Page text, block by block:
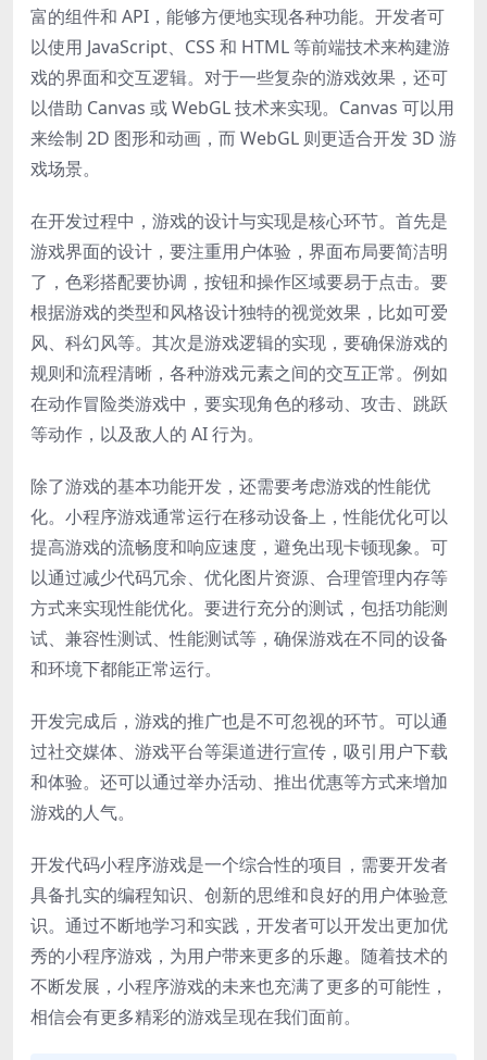
富的组件和 API，能够方便地实现各种功能。开发者可
以使用 JavaScript、CSS 和 HTML 等前端技术来构建游
戏的界面和交互逻辑。对于一些复杂的游戏效果，还可
以借助 Canvas 或 WebGL 技术来实现。Canvas 可以用
来绘制 2D 图形和动画，而 WebGL 则更适合开发 3D 游
戏场景。
在开发过程中，游戏的设计与实现是核心环节。首先是
游戏界面的设计，要注重用户体验，界面布局要简洁明
了，色彩搭配要协调，按钮和操作区域要易于点击。要
根据游戏的类型和风格设计独特的视觉效果，比如可爱
风、科幻风等。其次是游戏逻辑的实现，要确保游戏的
规则和流程清晰，各种游戏元素之间的交互正常。例如
在动作冒险类游戏中，要实现角色的移动、攻击、跳跃
等动作，以及敌人的 AI 行为。
除了游戏的基本功能开发，还需要考虑游戏的性能优
化。小程序游戏通常运行在移动设备上，性能优化可以
提高游戏的流畅度和响应速度，避免出现卡顿现象。可
以通过减少代码冗余、优化图片资源、合理管理内存等
方式来实现性能优化。要进行充分的测试，包括功能测
试、兼容性测试、性能测试等，确保游戏在不同的设备
和环境下都能正常运行。
开发完成后，游戏的推广也是不可忽视的环节。可以通
过社交媒体、游戏平台等渠道进行宣传，吸引用户下载
和体验。还可以通过举办活动、推出优惠等方式来增加
游戏的人气。
开发代码小程序游戏是一个综合性的项目，需要开发者
具备扎实的编程知识、创新的思维和良好的用户体验意
识。通过不断地学习和实践，开发者可以开发出更加优
秀的小程序游戏，为用户带来更多的乐趣。随着技术的
不断发展，小程序游戏的未来也充满了更多的可能性，
相信会有更多精彩的游戏呈现在我们面前。